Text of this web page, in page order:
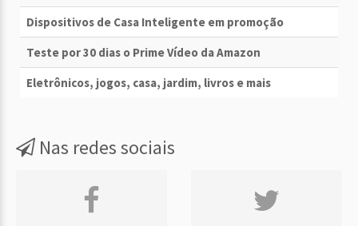
Dispositivos de Casa Inteligente em promoção
Teste por 30 dias o Prime Vídeo da Amazon
Eletrônicos, jogos, casa, jardim, livros e mais
Nas redes sociais